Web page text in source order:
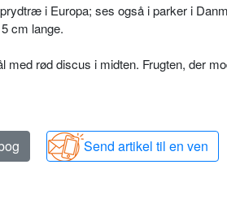
i Europa; ses også i parker i
cm lange.
rød discus i midten. Frugten, der
Send artikel til en ven